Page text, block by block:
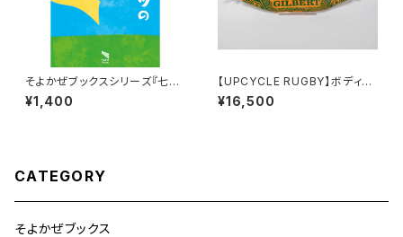
そよかぜブックスシリーズ『七国
スピリッツの十二か月』
¥1,400
【UPCYCLE RUGBY】ボディバ
ッグ（Wallabies Type-B）
¥16,500
CATEGORY
そよかぜブックス